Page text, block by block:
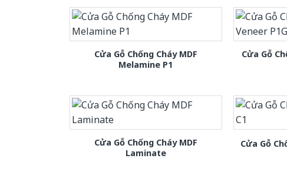
Cửa Gỗ Chống Cháy MDF
Melamine P1
Cửa Gỗ
Cửa Gỗ Chống Cháy MDF
Laminate
Cửa Gỗ